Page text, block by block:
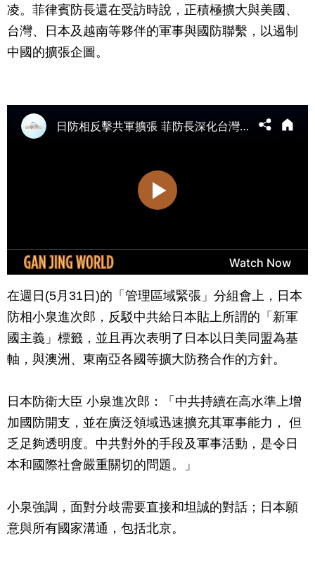
凌。菲律賓防長還在受訪時說，正積極擴大與美國、
台灣、日本及越南等夥伴的軍事與國防聯繫，以遏制
中國的擴張企圖。
在週日(5月31日)的「管理區域緊張」分組會上，日本
防相小泉進次郎，反駁中共給日本貼上所謂的「新軍
國主義」標籤，並且再次表明了日本以日美同盟為基
軸，與澳洲、東南亞各國等擴大防務合作的方針。
日本防衛大臣 小泉進次郎：「中共持續在高水準上增
加國防開支，並在廣泛領域迅速擴充其軍事能力， 但
乏足夠透明度。中共對外的手段及軍事活動，是令日
本和國際社會嚴重關切的問題。」
小泉強調，面對分歧需要直接和坦誠的對話；日本願
意與所有國家溝通，包括北京。